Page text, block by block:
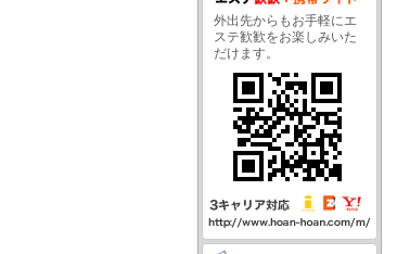
外出先からもお手軽にエ
ステ歓歓をお楽しみいた
だけます。